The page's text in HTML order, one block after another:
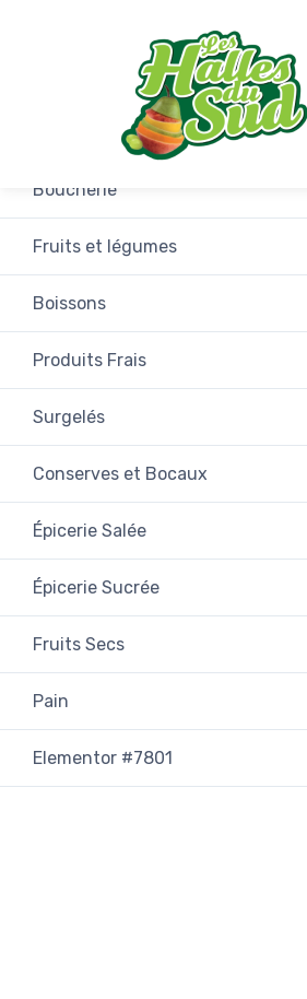
Promotions
Boucherie
Fruits et légumes
Boissons
Produits Frais
Surgelés
Conserves et Bocaux
Épicerie Salée
Épicerie Sucrée
Fruits Secs
Pain
Elementor #7801